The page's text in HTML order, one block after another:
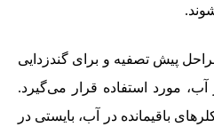
پیش تصفیه و برای گندزدایی
آب، مورد استفاده قرار می‌گیرد.
باقیمانده در آب، بایستی در